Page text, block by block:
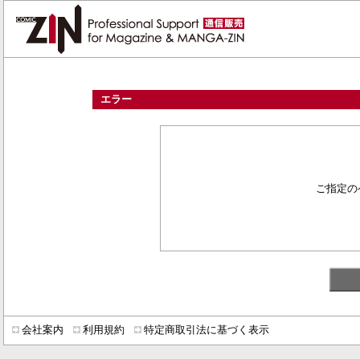
エラー
ご指定
会社案内 利用規約 特定商取引法に基づく表示